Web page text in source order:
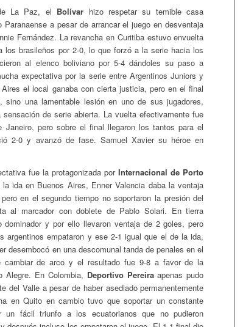
La Paz, el Bolívar hizo respetar su temible casa
Paranaense a pesar de arrancar el juego en desventaja
Fernández. La revancha en Curitiba estuvo envuelta
los brasileños por 2-0, lo que forzó a la serie hacia los
al elenco boliviano por 5-4 dándoles su paso a
expectativa por la serie entre Argentinos Juniors y
el local ganaba con cierta justicia, pero en el final
sino una lamentable lesión en uno de sus jugadores,
de serie abierta. La vuelta efectivamente fue
Janeiro, pero sobre el final llegaron los tantos para el
2-0 y avanzó de fase. Samuel Xavier su héroe en
fue la protagonizada porInternacional de Porto
ida en Buenos Aires, Enner Valencia daba la ventaja
en el segundo tiempo no soportaron la presión del
al marcador con doblete de Pablo Solari. En tierra
dominador y por ello llevaron ventaja de 2 goles, pero
argentinos empataron y ese 2-1 igual que el de la ida,
desembocó en una descomunal tanda de penales en el
cambiar de arco y el resultado fue 9-8 a favor de la
Alegre. En Colombia, Deportivo Pereiraapenas pudo
del Valle a pesar de haber asediado permanentemente
en Quito en cambio tuvo que soportar un constante
un fácil triunfo a los ecuatorianos que no pudieron